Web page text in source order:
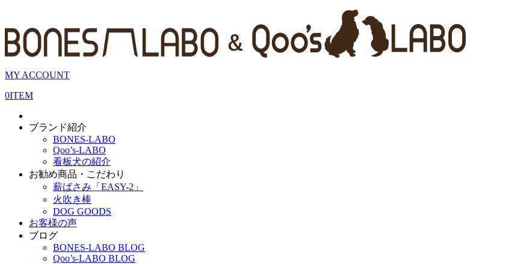
MY ACCOUNT
0ITEM
ブランド紹介
BONES-LABO
Qoo’s-LABO
看板犬の紹介
お勧め商品・こだわり
薪ばさみ「EASY-2」
火吹き棒
DOG GOODS
お客様の声
ブログ
BONES-LABO BLOG
Qoo’s-LABO BLOG